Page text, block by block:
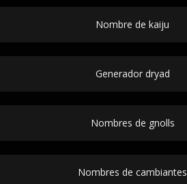
Nombre de kaiju
Generador dryad
Nombres de gnolls
Nombres de cambiantes